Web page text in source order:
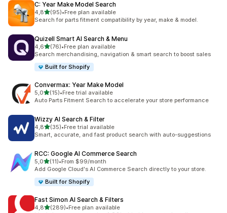
C: Year Make Model Search
4,85 yıldız üzerinden
(95)
toplam 95 değerlendirme
•Free plan available
Search for parts fitment compatibility by year, make & model.
Quizell Smart AI Search & Menu
4,65 yıldız üzerinden
(76)
toplam 76 değerlendirme
•Free plan available
Search merchandising, navigation & smart search to boost sales
Built for Shopify
Convermax: Year Make Model
5,05 yıldız üzerinden
(15)
toplam 15 değerlendirme
•Free trial available
Auto Parts Fitment Search to accelerate your store performance
Wizzy AI Search & Filter
4,85 yıldız üzerinden
(35)
toplam 35 değerlendirme
•Free trial available
Smart, accurate, and fast product search with auto-suggestions
RCC: Google AI Commerce Search
5,05 yıldız üzerinden
(11)
toplam 11 değerlendirme
•From $99/month
Add Google Cloud's AI Commerce Search directly to your store.
Built for Shopify
Fast Simon AI Search & Filters
4,85 yıldız üzerinden
(289)
toplam 289 değerlendirme
•Free plan available